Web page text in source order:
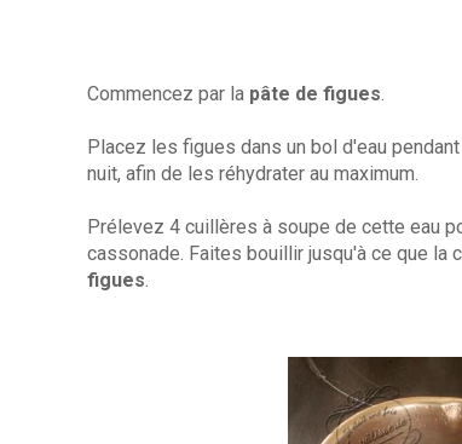
Commencez par la pâte de figues.
Placez les figues dans un bol d'eau
nuit, afin de les réhydrater au maximum.
Prélevez 4 cuillères à soupe de cette eau
cassonade. Faites bouillir jusqu'à ce que
figues.